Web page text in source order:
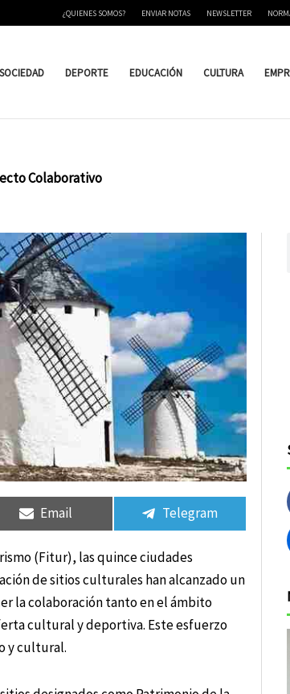
¿QUIENES SOMOS? ENVIAR NOTAS NEWSLETTER
SOCIEDAD DEPORTE EDUCACIÓN CULTURA
Colaborativo
Compartir
en
Email
Compartir
en
Telegram
(Fitur), las quince ciudades
de sitios culturales han alcanzado un
la colaboración tanto en el ámbito
cultural y deportiva. Este esfuerzo
y cultural.
Compartir
en
Compartir
en